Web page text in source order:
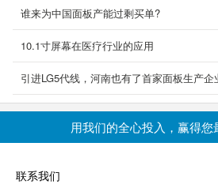
谁来为中国面板产能过剩买单?
10.1寸屏幕在医疗行业的应用
引进LG5代线，河南也有了首家面板生产企
用我们的全心投入，赢得您
联系我们